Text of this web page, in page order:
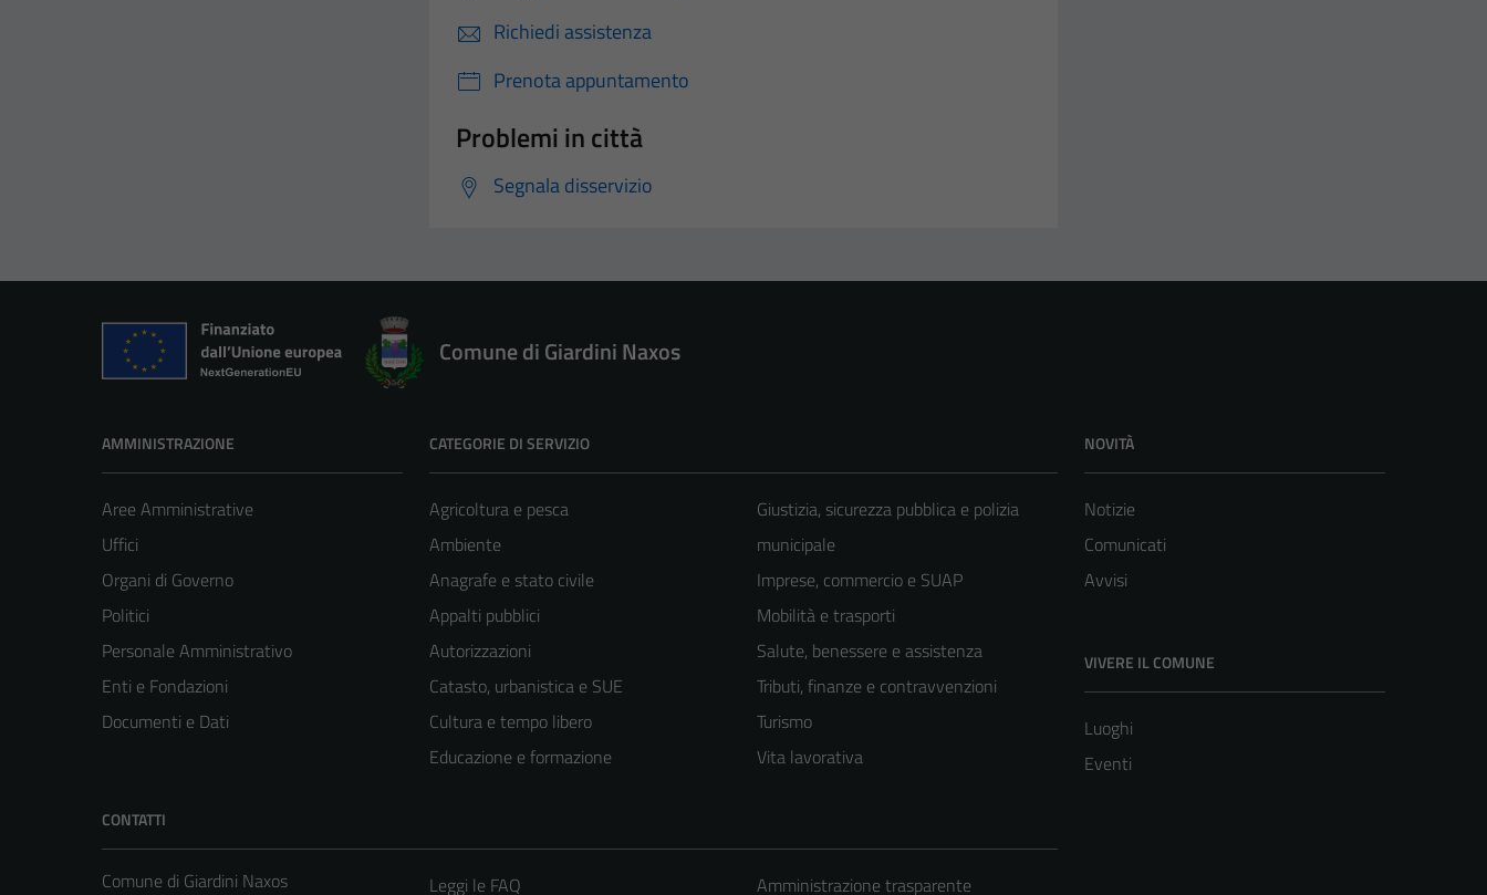
Richiedi assistenza
Prenota appuntamento
Problemi in città
Segnala disservizio
Comune di Giardini Naxos
AMMINISTRAZIONE
Aree Amministrative
Uffici
Organi di Governo
Politici
Personale Amministrativo
Enti e Fondazioni
Documenti e Dati
CATEGORIE DI SERVIZIO
Agricoltura e pesca
Ambiente
Anagrafe e stato civile
Appalti pubblici
Autorizzazioni
Catasto, urbanistica e SUE
Cultura e tempo libero
Educazione e formazione
Giustizia, sicurezza pubblica e polizia
municipale
Imprese, commercio e SUAP
Mobilità e trasporti
Salute, benessere e assistenza
Tributi, finanze e contravvenzioni
Turismo
Vita lavorativa
NOVITÀ
Notizie
Comunicati
Avvisi
VIVERE IL COMUNE
Luoghi
Eventi
CONTATTI
Comune di Giardini Naxos
Leggi le FAQ Amministrazione trasparente